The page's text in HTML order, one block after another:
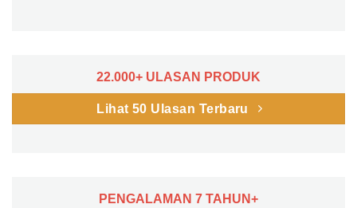
22.000+ ULASAN PRODUK
Lihat 50 Ulasan Terbaru
PENGALAMAN 7 TAHUN+